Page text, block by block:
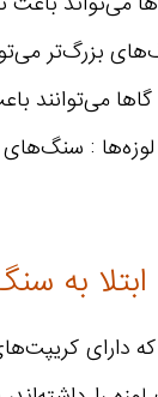
بزرگ‌تر
می‌توانند
:
به
دارای